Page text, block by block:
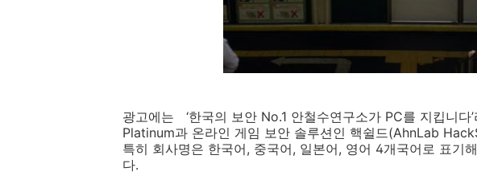
광고에는 ‘한국의 보안 No.1 안철수연구소가 PC를 지킵니
Platinum과 온라인 게임 보안 솔루션인 핵쉴드(AhnLab
특히 회사명은 한국어, 중국어, 일본어, 영어 4개국어로 표기
다.